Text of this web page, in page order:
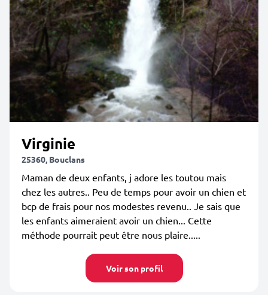
Virginie
25360, Bouclans
Maman de deux enfants, j adore les toutou mais
chez les autres.. Peu de temps pour avoir un chien et
bcp de frais pour nos modestes revenu.. Je sais que
les enfants aimeraient avoir un chien... Cette
méthode pourrait peut être nous plaire.....
Voir son profil